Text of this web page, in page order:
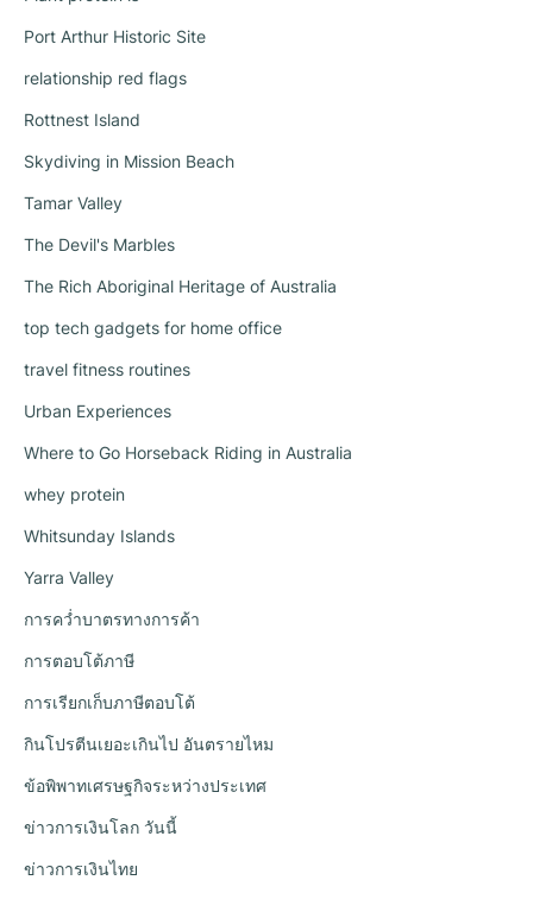
Port Arthur Historic Site
relationship red flags
Rottnest Island
Skydiving in Mission Beach
Tamar Valley
The Devil's Marbles
The Rich Aboriginal Heritage of Australia
top tech gadgets for home office
travel fitness routines
Urban Experiences
Where to Go Horseback Riding in Australia
whey protein
Whitsunday Islands
Yarra Valley
การคว่ำบาตรทางการค้า
การตอบโต้ภาษี
การเรียกเก็บภาษีตอบโต้
กินโปรตีนเยอะเกินไป อันตรายไหม
ข้อพิพาทเศรษฐกิจระหว่างประเทศ
ข่าวการเงินโลก วันนี้
ข่าวการเงินไทย